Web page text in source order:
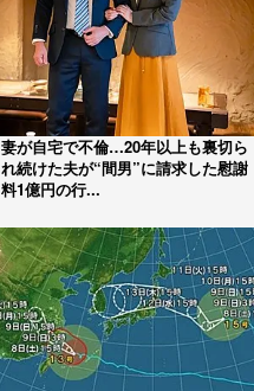
妻が自宅で不倫…20年以上も裏切ら
れ続けた夫が“間男”に請求した慰謝
料1億円の行...